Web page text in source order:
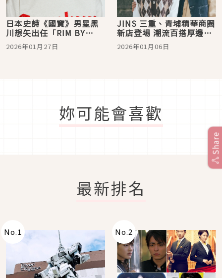
日本史詩《國寶》男星黑
川想矢出任「RIM BY
JINS」形象大使 新生代自
由穿搭新態度
2026年01月27日
JINS 三重、青埔精華商圈
新店登場 潮流百搭厚邊框
鈦輕盈系列2026再升級
2026年01月06日
妳可能會喜歡
最新排名
No.1 No.2
Share